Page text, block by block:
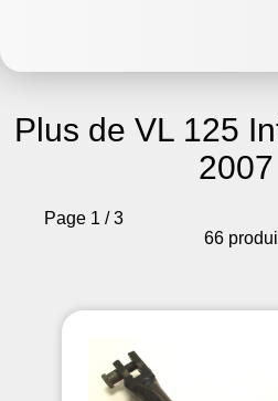
Plus de VL 125
2007
Page 1 / 3
66